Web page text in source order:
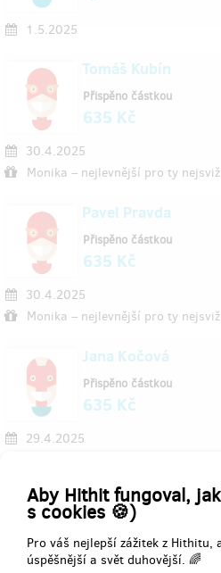
Aby Hithit fungoval,
s cookies 🍪)
Pro váš nejlepší zážitek z Hithitu,
úspěšnější a svět duhovější. 🌈
1.5.2025
Tomáš Kubín
30.4.2025
Monika – nejlevnější pro ty
Přispěno částkou
635 Kč
Pavel Pravda
30.4.2025
Monika – nejlevnější pro ty
Přispěno částkou
635 Kč
Jana Kočová
29.4.2025
Přispěno částkou
635 Kč
Jakub Vokřál
Přispěno částkou